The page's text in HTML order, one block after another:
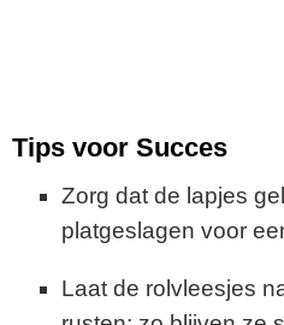
Tips voor Succes
Zorg dat de lapjes
platgeslagen voor
Laat de rolvleesjes